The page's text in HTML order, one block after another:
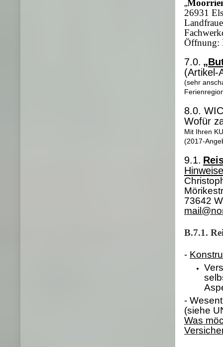
„
26931
Öffnung:
7.0.
(Artikel-
(sehr
8.0.
Wofür
Mit Ihren
(2017-
9.1.
73642
B.7.1.
-
-
(siehe
Was